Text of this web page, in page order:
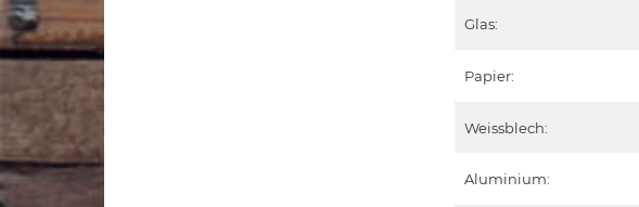
Glas:
Papier:
Weissblech:
Aluminium: